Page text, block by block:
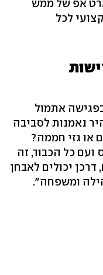
אפ של ממש
לכל
אתמול
נאמנות לסביבה
או גזי חממה?
ועם כל הכבוד, זה
יכולים לאבחן
ומשפחה".